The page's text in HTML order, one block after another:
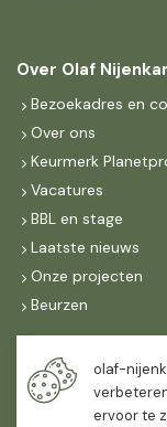
Over Olaf
Bezoekadres en
Over ons
Keurmerk
Vacatures
BBL en stage
Laatste nieuws
Onze projecten
Beurzen
Maandag t/m vrijdag
07:30-
16:30
olaf-
ervoor te